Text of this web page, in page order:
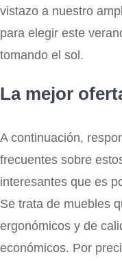
vistazo a nuestro
para elegir este
tomando el sol.
La mejor
A continuación,
frecuentes sobre
interesantes que es
Se trata de muebles
ergonómicos y de
económicos. Por